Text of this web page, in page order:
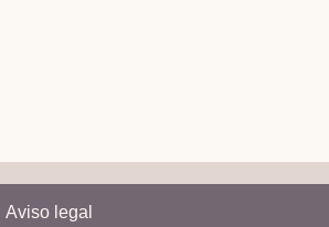
Aviso legal